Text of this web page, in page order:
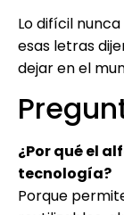
Lo difícil
esas letras
dejar en el
¿Por qué el
tecnología?
Porque